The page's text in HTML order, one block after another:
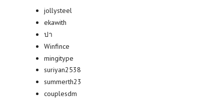
jollysteel
ekawith
ปา
Winfince
mingitype
suriyan2538
summerth23
couplesdm